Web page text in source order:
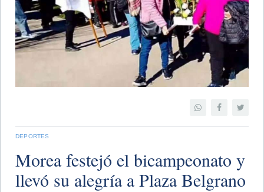
DEPORTES
Morea festejó el bicampeonato y
llevó su alegría a Plaza Belgrano